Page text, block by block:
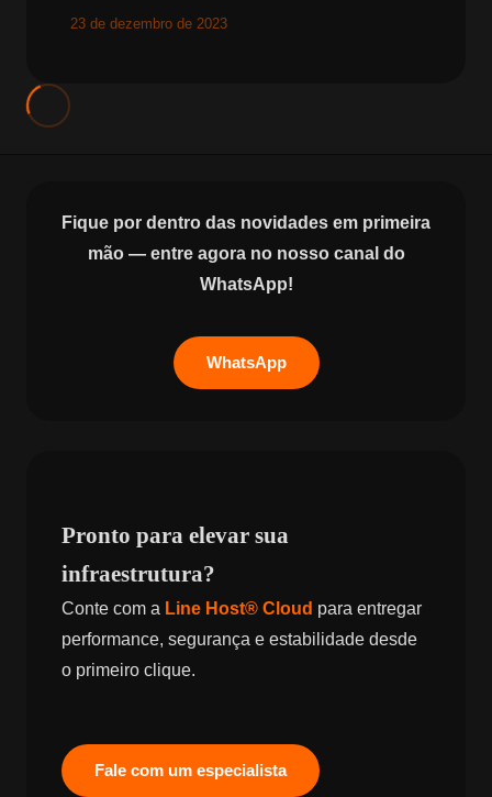
23 de dezembro de 2023
Fique por dentro das novidades em primeira
mão — entre agora no nosso canal do
WhatsApp!
WhatsApp
Pronto para elevar sua
infraestrutura?
Conte com a Line Host® Cloud para entregar
performance, segurança e estabilidade desde
o primeiro clique.
Fale com um especialista